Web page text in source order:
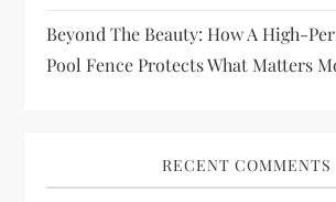
Beyond The Beauty: How A High-
Pool Fence Protects What Matters
RECENT COMMENTS